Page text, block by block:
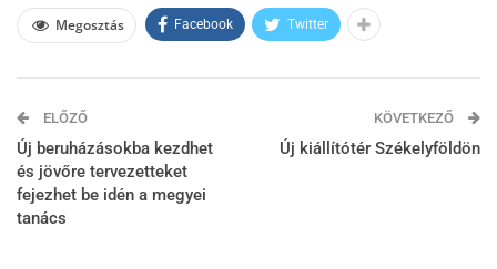
Megosztás Facebook Twitter
ELŐZŐ
Új beruházásokba kezdhet
és jövőre tervezetteket
fejezhet be idén a megyei
tanács
KÖVETKEZŐ
Új kiállítótér Székelyföldön